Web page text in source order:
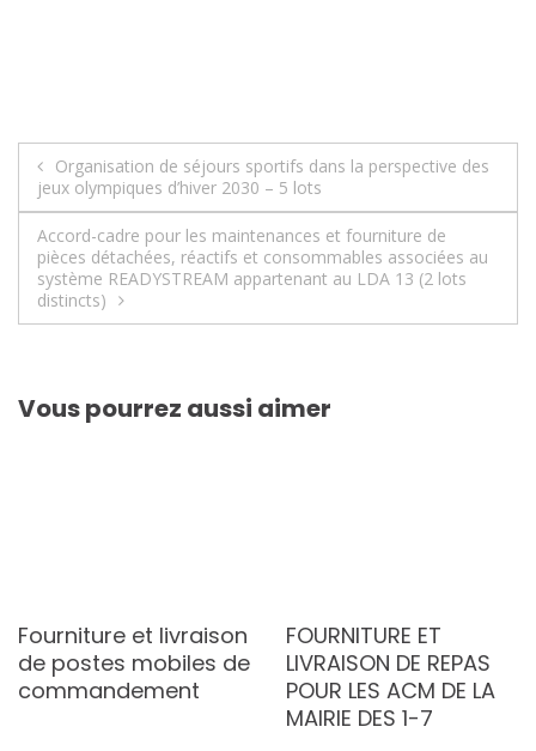
Navigation
de
l’article
Organisation de séjours sportifs dans la perspective des
jeux olympiques d’hiver 2030 – 5 lots
Accord-cadre pour les maintenances et fourniture de
pièces détachées, réactifs et consommables associées au
système READYSTREAM appartenant au LDA 13 (2 lots
distincts)
Vous pourrez aussi aimer
Fourniture et livraison
de postes mobiles de
commandement
FOURNITURE ET
LIVRAISON DE REPAS
POUR LES ACM DE LA
MAIRIE DES 1-7